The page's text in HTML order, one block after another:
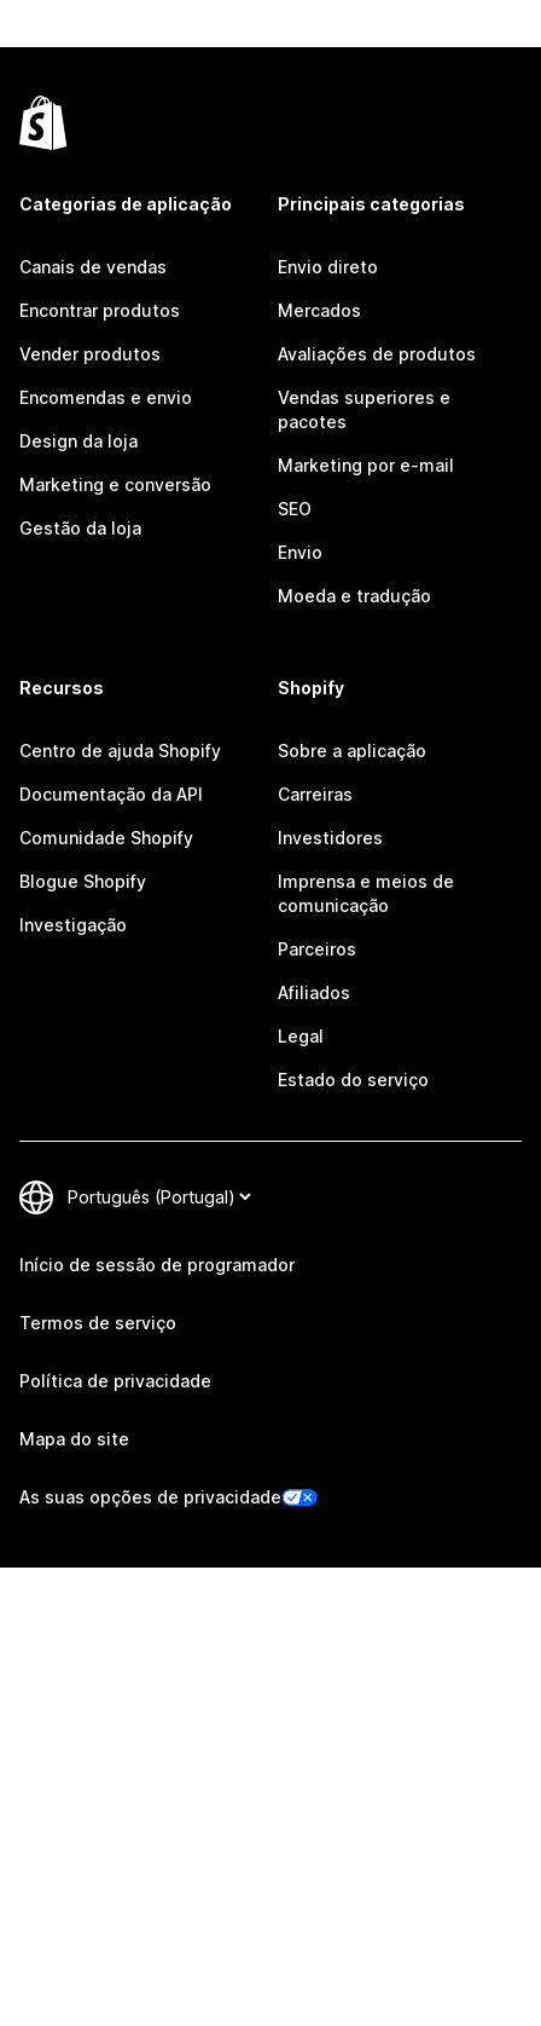
Categorias de aplicação
Canais de vendas
Encontrar produtos
Vender produtos
Encomendas e envio
Design da loja
Marketing e conversão
Gestão da loja
Principais categorias
Envio direto
Mercados
Avaliações de produtos
Vendas superiores e
pacotes
Marketing por e-mail
SEO
Envio
Moeda e tradução
Recursos
Centro de ajuda Shopify
Documentação da API
Comunidade Shopify
Blogue Shopify
Investigação
Shopify
Sobre a aplicação
Carreiras
Investidores
Imprensa e meios de
comunicação
Parceiros
Afiliados
Legal
Estado do serviço
Início de sessão de programador
Termos de serviço
Política de privacidade
Mapa do site
As suas opções de privacidade